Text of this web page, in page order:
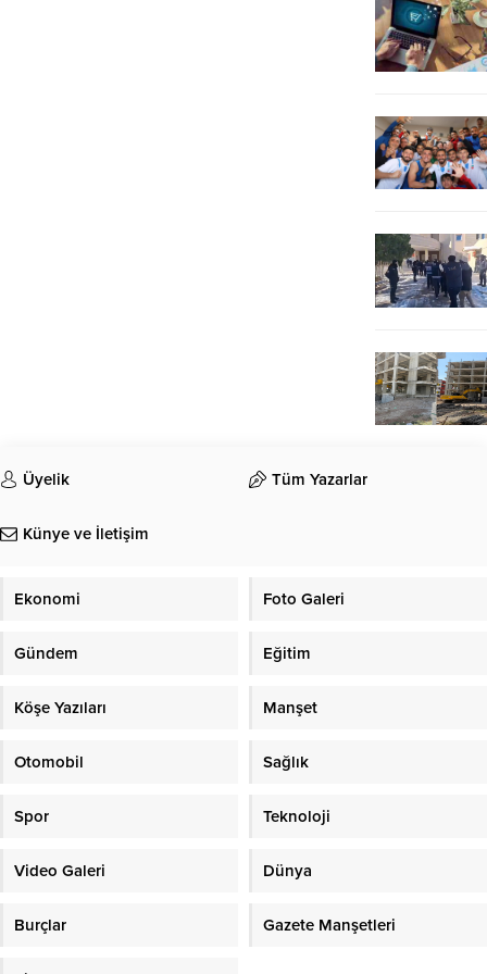
Üyelik Tüm Yazarlar
Künye ve İletişim
Ekonomi Foto Galeri
Gündem Eğitim
Köşe Yazıları Manşet
Otomobil Sağlık
Spor Teknoloji
Video Galeri Dünya
Burçlar Gazete Manşetleri